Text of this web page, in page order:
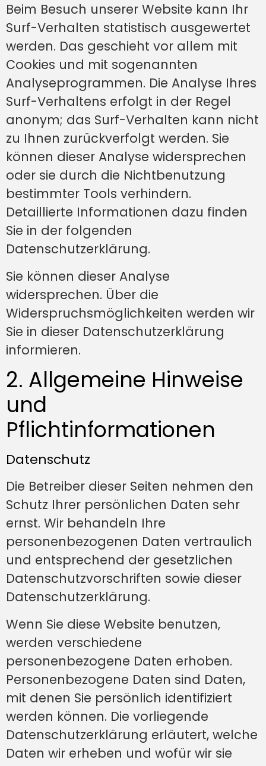
Beim Besuch unserer Website kann Ihr
Surf-Verhalten statistisch ausgewertet
werden. Das geschieht vor allem mit
Cookies und mit sogenannten
Analyseprogrammen. Die Analyse Ihres
Surf-Verhaltens erfolgt in der Regel
anonym; das Surf-Verhalten kann nicht
zu Ihnen zurückverfolgt werden. Sie
können dieser Analyse widersprechen
oder sie durch die Nichtbenutzung
bestimmter Tools verhindern.
Detaillierte Informationen dazu finden
Sie in der folgenden
Datenschutzerklärung.
Sie können dieser Analyse
widersprechen. Über die
Widerspruchsmöglichkeiten werden wir
Sie in dieser Datenschutzerklärung
informieren.
2. Allgemeine Hinweise
und
Pflichtinformationen
Datenschutz
Die Betreiber dieser Seiten nehmen den
Schutz Ihrer persönlichen Daten sehr
ernst. Wir behandeln Ihre
personenbezogenen Daten vertraulich
und entsprechend der gesetzlichen
Datenschutzvorschriften sowie dieser
Datenschutzerklärung.
Wenn Sie diese Website benutzen,
werden verschiedene
personenbezogene Daten erhoben.
Personenbezogene Daten sind Daten,
mit denen Sie persönlich identifiziert
werden können. Die vorliegende
Datenschutzerklärung erläutert, welche
Daten wir erheben und wofür wir sie